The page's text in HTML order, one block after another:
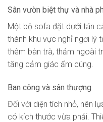
Sân vườn biệt thự và nhà
Một bộ sofa đặt dưới tán
thành khu vực nghỉ ngơi lý
thêm bàn trà, thảm ngoài
tăng cảm giác ấm cúng.
Ban công và sân thượng
Đối với diện tích nhỏ, nên
có kích thước vừa phải.